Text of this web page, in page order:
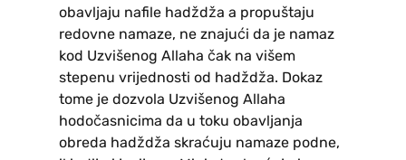
obavljaju nafile hadždža a propuštaju
redovne namaze, ne znajući da je namaz
kod Uzvišenog Allaha čak na višem
stepenu vrijednosti od hadždža. Dokaz
tome je dozvola Uzvišenog Allaha
hodočasnicima da u toku obavljanja
obreda hadždža skraćuju namaze podne,